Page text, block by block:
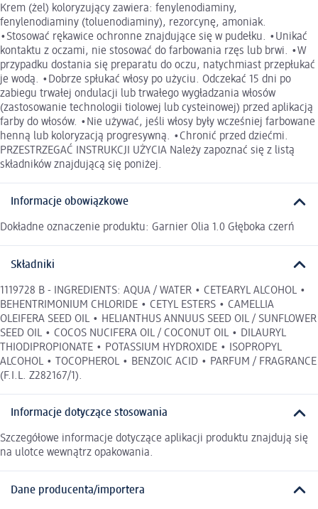
Krem (żel) koloryzujący zawiera: fenylenodiaminy,
fenylenodiaminy (toluenodiaminy), rezorcynę, amoniak.
•Stosować rękawice ochronne znajdujące się w pudełku. •Unikać
kontaktu z oczami, nie stosować do farbowania rzęs lub brwi. •W
przypadku dostania się preparatu do oczu, natychmiast przepłukać
je wodą. •Dobrze spłukać włosy po użyciu. Odczekać 15 dni po
zabiegu trwałej ondulacji lub trwałego wygładzania włosów
(zastosowanie technologii tiolowej lub cysteinowej) przed aplikacją
farby do włosów. •Nie używać, jeśli włosy były wcześniej farbowane
henną lub koloryzacją progresywną. •Chronić przed dziećmi.
PRZESTRZEGAĆ INSTRUKCJI UŻYCIA Należy zapoznać się z listą
składników znajdującą się poniżej.
Informacje obowiązkowe
Dokładne oznaczenie produktu: Garnier Olia 1.0 Głęboka czerń
Składniki
1119728 B - INGREDIENTS: AQUA / WATER • CETEARYL ALCOHOL •
BEHENTRIMONIUM CHLORIDE • CETYL ESTERS • CAMELLIA
OLEIFERA SEED OIL • HELIANTHUS ANNUUS SEED OIL / SUNFLOWER
SEED OIL • COCOS NUCIFERA OIL / COCONUT OIL • DILAURYL
THIODIPROPIONATE • POTASSIUM HYDROXIDE • ISOPROPYL
ALCOHOL • TOCOPHEROL • BENZOIC ACID • PARFUM / FRAGRANCE
(F.I.L. Z282167/1).
Informacje dotyczące stosowania
Szczegółowe informacje dotyczące aplikacji produktu znajdują się
na ulotce wewnątrz opakowania.
Dane producenta/importera